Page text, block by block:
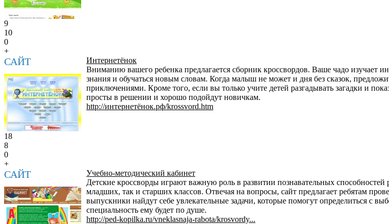
9
10
0
+
САЙТ
Интернетёнок
Вниманию вашего ребенка предлагается сборник кроссвордов. Ваше чадо изучает
знания и обучаться новым словам. Когда малыш не может и дня без сказок,
приключениями. Кроме того, если вы только учите детей разгадывать загадки и
просты в решении и хорошо подойдут новичкам.
http://интернетёнок.рф/krossvord.htm
18
8
0
+
САЙТ
Учебно-методический кабинет
Детские кроссворды играют важную роль в развитии познавательных
младших, так и старших классов. Отвечая на вопросы, сайт предлагает ребятам
выпускники найдут себе увлекательные задачи, которые помогут определиться с
специальность ему будет по душе.
http://ped-kopilka.ru/vneklasnaja-rabota/krosvordy...